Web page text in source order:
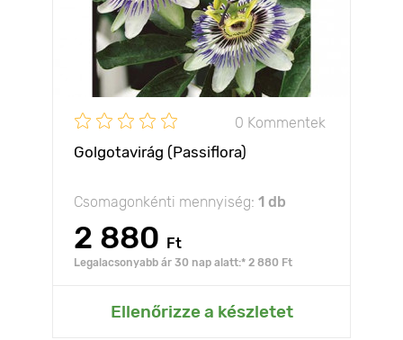
0 Kommentek
Golgotavirág (Passiflora)
Csomagonkénti mennyiség: 1 db
2 880 Ft
Legalacsonyabb ár 30 nap alatt:* 2 880 Ft
Ellenőrizze a készletet